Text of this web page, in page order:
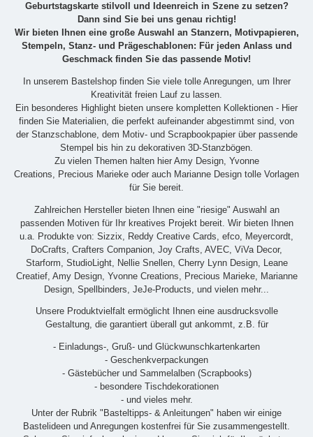
Geburtstagskarte stilvoll und Ideenreich in Szene zu setzen?
Dann sind Sie bei uns genau richtig!
Wir bieten Ihnen eine große Auswahl an Stanzern, Motivpapieren,
Stempeln, Stanz- und Prägeschablonen: Für jeden Anlass und
Geschmack finden Sie das passende Motiv!
In unserem Bastelshop finden Sie viele tolle Anregungen, um Ihrer
Kreativität freien Lauf zu lassen.
Ein besonderes Highlight bieten unsere kompletten Kollektionen - Hier
finden Sie Materialien, die perfekt aufeinander abgestimmt sind, von
der Stanzschablone, dem Motiv- und Scrapbookpapier über passende
Stempel bis hin zu dekorativen 3D-Stanzbögen.
Zu vielen Themen halten hier Amy Design, Yvonne
Creations, Precious Marieke oder auch Marianne Design tolle Vorlagen
für Sie bereit.
Zahlreichen Hersteller bieten Ihnen eine "riesige" Auswahl an
passenden Motiven für Ihr kreatives Projekt bereit. Wir bieten Ihnen
u.a. Produkte von: Sizzix, Reddy Creative Cards, efco, Meyercordt,
DoCrafts, Crafters Companion, Joy Crafts, AVEC, ViVa Decor,
Starform, StudioLight, Nellie Snellen, Cherry Lynn Design, Leane
Creatief, Amy Design, Yvonne Creations, Precious Marieke, Marianne
Design, Spellbinders, JeJe-Products, und vielen mehr...
Unsere Produktvielfalt ermöglicht Ihnen eine ausdrucksvolle
Gestaltung, die garantiert überall gut ankommt, z.B. für
- Einladungs-, Gruß- und Glückwunschkartenkarten
- Geschenkverpackungen
- Gästebücher und Sammelalben (Scrapbooks)
- besondere Tischdekorationen
- und vieles mehr.
Unter der Rubrik "Basteltipps- & Anleitungen" haben wir einige
Bastelideen und Anregungen kostenfrei für Sie zusammengestellt.